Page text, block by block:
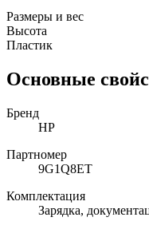
Размеры и вес
Высота
Пластик
Основные
Бренд
HP
Партномер
9G1Q8ET
Комплектация
Зарядка,